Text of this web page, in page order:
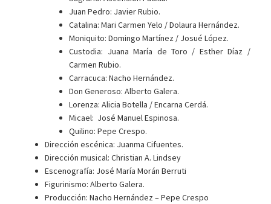
Juan Pedro: Javier Rubio.
Catalina: Mari Carmen Yelo / Dolaura Hernández.
Moniquito: Domingo Martínez / Josué López.
Custodia: Juana María de Toro / Esther Díaz /
Carmen Rubio.
Carracuca: Nacho Hernández.
Don Generoso: Alberto Galera.
Lorenza: Alicia Botella / Encarna Cerdá.
Micael: José Manuel Espinosa.
Quilino: Pepe Crespo.
Dirección escénica: Juanma Cifuentes.
Dirección musical: Christian A. Lindsey
Escenografía: José María Morán Berruti
Figurinismo: Alberto Galera.
Producción: Nacho Hernández – Pepe Crespo